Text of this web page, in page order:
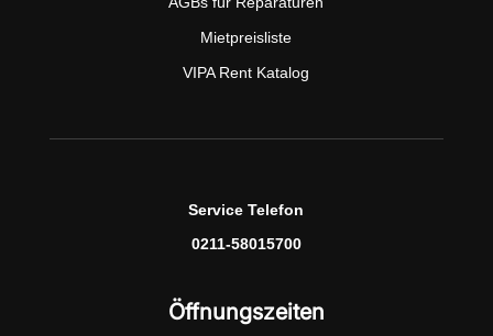
Mietpreisliste
VIPA Rent Katalog
Service Telefon
0211-58015700
Öffnungszeiten